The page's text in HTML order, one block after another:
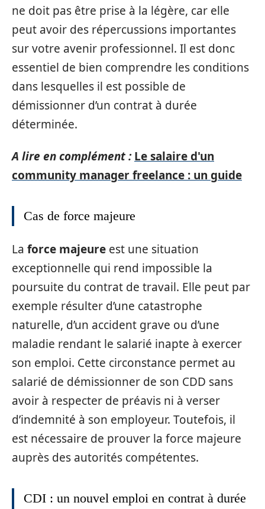
ne doit pas être prise à la légère, car elle
peut avoir des répercussions importantes
sur votre avenir professionnel. Il est donc
essentiel de bien comprendre les conditions
dans lesquelles il est possible de
démissionner d’un contrat à durée
déterminée.
A lire en complément : Le salaire d'un
community manager freelance : un guide
Cas de force majeure
La force majeure est une situation
exceptionnelle qui rend impossible la
poursuite du contrat de travail. Elle peut par
exemple résulter d’une catastrophe
naturelle, d’un accident grave ou d’une
maladie rendant le salarié inapte à exercer
son emploi. Cette circonstance permet au
salarié de démissionner de son CDD sans
avoir à respecter de préavis ni à verser
d’indemnité à son employeur. Toutefois, il
est nécessaire de prouver la force majeure
auprès des autorités compétentes.
CDI : un nouvel emploi en contrat à durée